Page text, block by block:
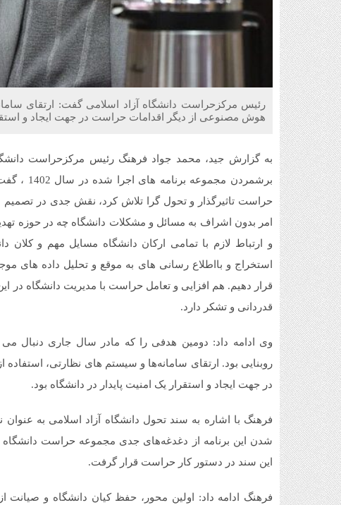
رئیس مرکزحراست دانشگاه آزاد اسلامی گفت: ارتقای
هوش مصنوعی از دیگر اقدامات حراست در جهت ایجاد و
به گزارش جید، محمد جواد فرهنگ رئیس مرکزحراست
حراست تاثیرگذار و تحول گرا تلاش کرد، نقش جدی در
امر بدون اشراف به مسائل و مشکلات دانشگاه چه در حوزه
و ارتباط لازم با تمامی ارکان دانشگاه مسایل مهم و کلان
استخراج و بااطلاع رسانی های به موقع و تحلیل داده های
قرار دهیم. هم افزایی و تعامل حراست با مدیریت دانشگاه در
قدردانی و تشکر دارد.
وی ادامه داد: دومین هدفی را که مادر سال جاری دنبال
روبنایی بود. ارتقای سامانه‌ها و سیستم های نظارتی،
در جهت ایجاد و استقرار یک امنیت پایدار در دانشگاه بود.
فرهنگ با اشاره به سند تحول دانشگاه آزاد اسلامی به
شدن این برنامه از دغدغه‌های جدی مجموعه حراست
این سند در دستور کار حراست قرار گرفت.
فرهنگ ادامه داد: اولین محور، حفظ کیان دانشگاه و